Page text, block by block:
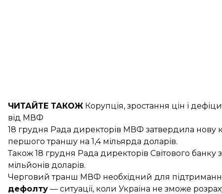
ЧИТАЙТЕ ТАКОЖ Корупція, зростання цін і
від МВФ
18 грудня Рада директорів МВФ затвердила нову
першого траншу на 1,4 мільярда доларів.
Також 18 грудня Рада директорів Світового
мільйонів доларів.
Черговий транш МВФ необхідний для підтримання
дефолту — ситуації, коли Україна не зможе